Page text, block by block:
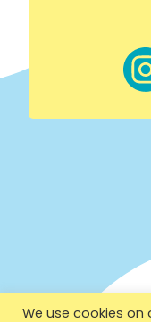
We use cookies